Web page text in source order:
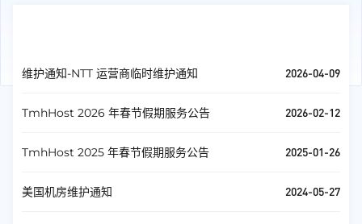
维护通知-NTT 运营商临时维护通知 2026-04-09
TmhHost 2026 年春节假期服务公告 2026-02-12
TmhHost 2025 年春节假期服务公告 2025-01-26
美国机房维护通知 2024-05-27